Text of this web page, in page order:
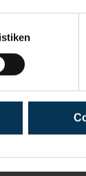
bei allen
von diesem
die